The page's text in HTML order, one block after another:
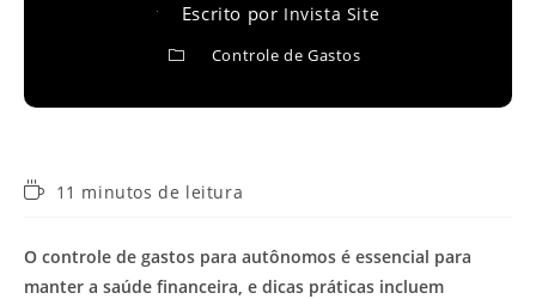
Escrito por Invista Site
Controle de Gastos
Tempo11 minutos de leitura
O controle de gastos para autônomos é essencial para
manter a saúde financeira, e dicas práticas incluem